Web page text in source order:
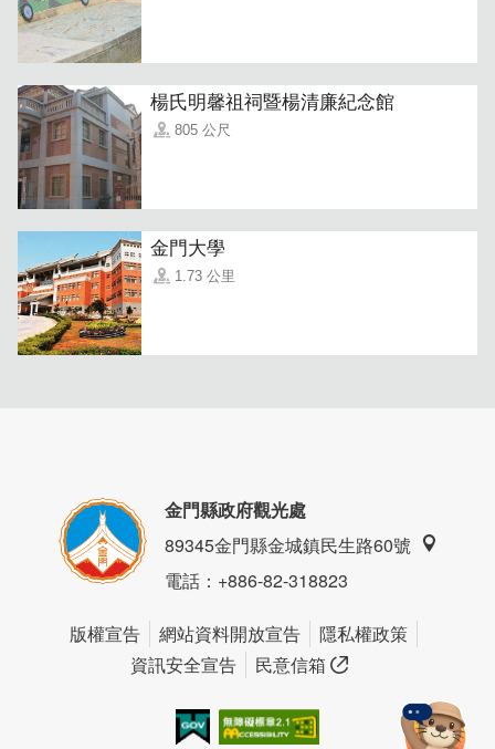
楊氏明馨祖祠暨楊清廉紀念館
805 公尺
金門大學
1.73 公里
金門縣政府觀光處
89345金門縣金城鎮民生路60號
電話：+886-82-318823
版權宣告 網站資料開放宣告
隱私權政策
資訊安全宣告
民意信箱